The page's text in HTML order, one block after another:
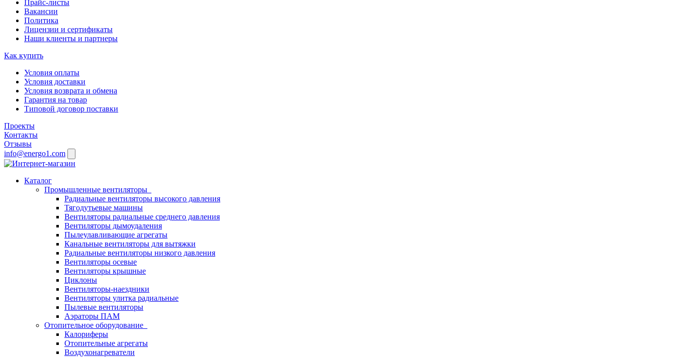
Прайс-листы
Вакансии
Политика
Лицензии и сертификаты
Наши клиенты и партнеры
Как купить
Условия оплаты
Условия доставки
Условия возврата и обмена
Гарантия на товар
Типовой договор поставки
Проекты
Контакты
Отзывы
info@energo1.com
Каталог
Промышленные вентиляторы
Радиальные вентиляторы высокого давления
Тягодутьевые машины
Вентиляторы радиальные среднего давления
Вентиляторы дымоудаления
Пылеулавливающие агрегаты
Канальные вентиляторы для вытяжки
Радиальные вентиляторы низкого давления
Вентиляторы осевые
Вентиляторы крышные
Циклоны
Вентиляторы-наездники
Вентиляторы улитка радиальные
Пылевые вентиляторы
Аэраторы ПАМ
Отопительное оборудование
Калориферы
Отопительные агрегаты
Воздухонагреватели